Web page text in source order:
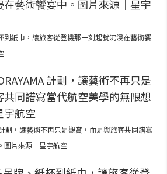
到紙巾，讓旅客從登機那一刻起就沉浸在藝術饗
計劃，讓藝術不再只是觀賞，而是與旅客共同譜寫
圖片來源｜星宇航空